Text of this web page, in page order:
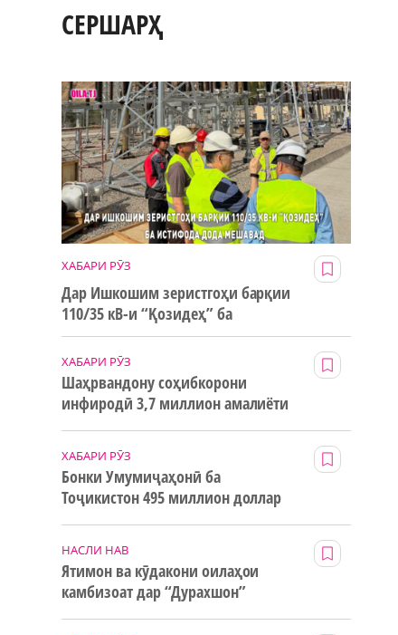
СЕРШАРҲ
ХАБАРИ РӮЗ
Дар Ишкошим зеристгоҳи барқии
110/35 кВ-и “Қозидеҳ” ба
истифода дода мешавад
ХАБАРИ РӮЗ
Шаҳрвандону соҳибкорони
инфиродӣ 3,7 миллион амалиёти
ХАБАРИ РӮЗ
Бонки Умумиҷаҳонӣ ба
Тоҷикистон 495 миллион доллар
НАСЛИ НАВ
Ятимон ва кӯдакони оилаҳои
камбизоат дар “Дурахшон”